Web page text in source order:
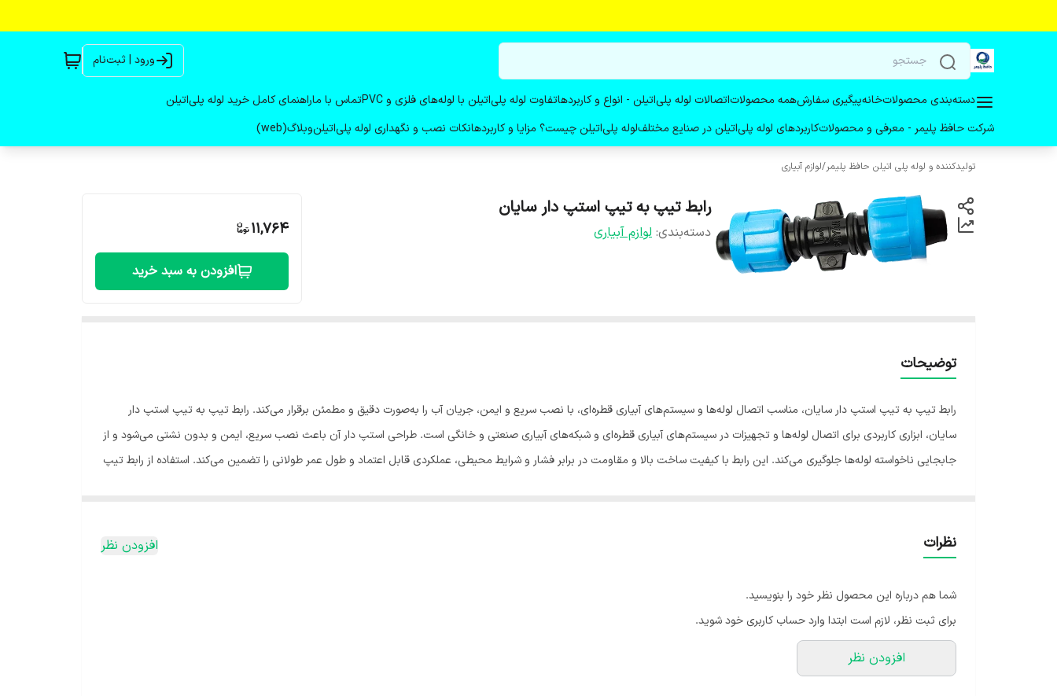
ورود | ثبت‌نام
دسته‌بندی محصولاتخانهپیگیری سفارشهمه محصولاتاتصالات لوله پلی‌اتیلن - انواع و کاربردهاتفاوت لوله پلی‌اتیلن با لوله‌های فلزی و PVC تماس با ماراهنمای کامل خرید لوله پلی‌اتیلن
شرکت حافظ پلیمر - معرفی و محصولاتکاربردهای لوله پلی‌اتیلن در صنایع مختلفلوله پلی‌اتیلن چیست؟ مزایا و کاربردهانکات نصب و نگهداری لوله پلی‌اتیلنوبلاگ(web)
تولیدکننده و لوله پلی اتیلن حافظ پلیمر/لوازم آبیاری
رابط تیپ به تیپ استپ دار سایان
دسته‌بندی: لوازم آبیاری 11,764
افزودن به سبد خرید
توضیحات
رابط تیپ به تیپ استپ دار سایان، مناسب اتصال لوله‌ها و سیستم‌های آبیاری قطره‌ای، با نصب سریع و ایمن، جریان آب را به‌صورت دقیق و مطمئن برقرار می‌کند. رابط تیپ به تیپ استپ دار
سایان، ابزاری کاربردی برای اتصال لوله‌ها و تجهیزات در سیستم‌های آبیاری قطره‌ای و شبکه‌های آبیاری صنعتی و خانگی است. طراحی استپ دار آن باعث نصب سریع، ایمن و بدون نشتی می‌شود و از
جابجایی ناخواسته لوله‌ها جلوگیری می‌کند. این رابط با کیفیت ساخت بالا و مقاومت در برابر فشار و شرایط محیطی، عملکردی قابل اعتماد و طول عمر طولانی را تضمین می‌کند. استفاده از رابط تیپ
نظرات افزودن نظر
شما هم درباره این محصول نظر خود را بنویسید.
برای ثبت نظر، لازم است ابتدا وارد حساب کاربری خود شوید.
افزودن نظر